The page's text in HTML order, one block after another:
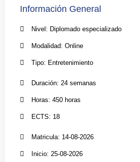
Información General
Nivel: Diplomado especializado
Modalidad: Online
Tipo: Entretenimiento
Duración: 24 semanas
Horas: 450 horas
ECTS: 18
Matricula: 14-08-2026
Inicio: 25-08-2026